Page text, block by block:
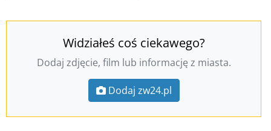
Widziałeś coś ciekawego?
Dodaj zdjęcie, film lub informację z miasta.
Dodaj zw24.pl